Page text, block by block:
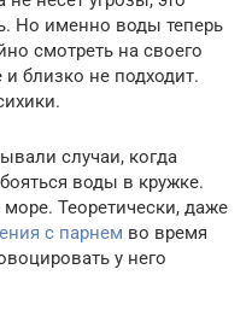
Но именно воды теперь
смотреть на своего
близко не подходит.
случаи, когда
воды в кружке.
Теоретически, даже
с парнем во время
у него